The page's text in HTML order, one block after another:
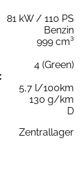
81 kW / 110 PS
Benzin
999 cm³
4 (Green)
5,7 l/100km
130 g/km
D
Zentrallager